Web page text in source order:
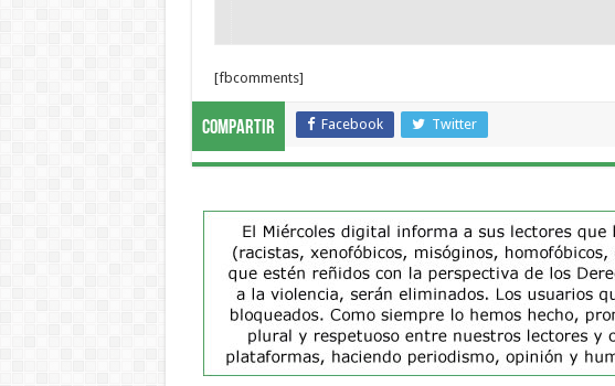
[fbcomments]
Compartir Facebook Twitter